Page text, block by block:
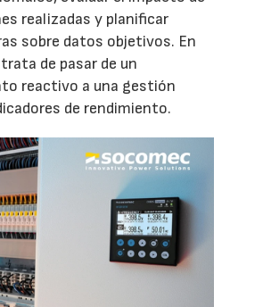
realizadas y planificar
sobre datos objetivos. En
de pasar de un
reactivo a una gestión
de rendimiento.